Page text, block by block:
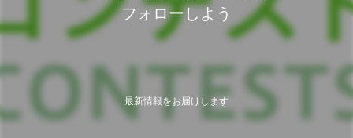
フォローしよう
最新情報をお届けします